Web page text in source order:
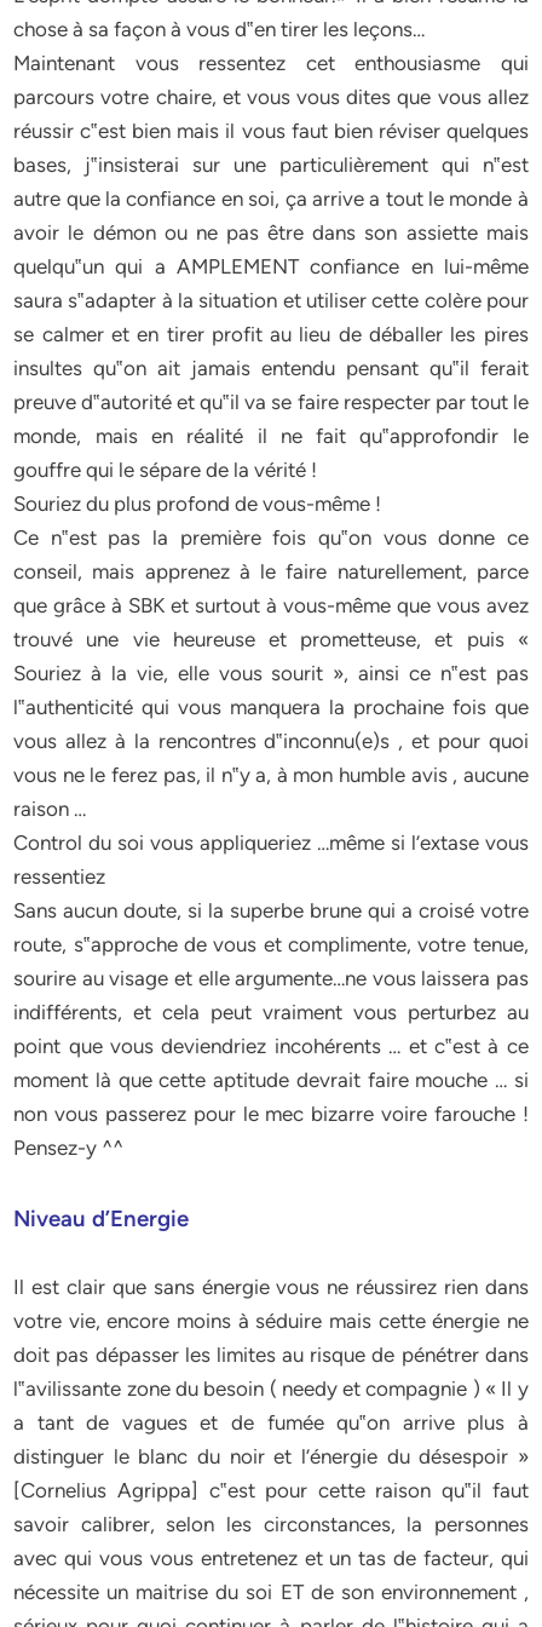
chose à sa façon à vous d‟en tirer les leçons…
Maintenant vous ressentez cet enthousiasme qui
parcours votre chaire, et vous vous dites que vous allez
réussir c‟est bien mais il vous faut bien réviser quelques
bases, j‟insisterai sur une particulièrement qui n‟est
autre que la confiance en soi, ça arrive a tout le monde à
avoir le démon ou ne pas être dans son assiette mais
quelqu‟un qui a AMPLEMENT confiance en lui-même
saura s‟adapter à la situation et utiliser cette colère pour
se calmer et en tirer profit au lieu de déballer les pires
insultes qu‟on ait jamais entendu pensant qu‟il ferait
preuve d‟autorité et qu‟il va se faire respecter par tout le
monde, mais en réalité il ne fait qu‟approfondir le
gouffre qui le sépare de la vérité !
Souriez du plus profond de vous-même !
Ce n‟est pas la première fois qu‟on vous donne ce
conseil, mais apprenez à le faire naturellement, parce
que grâce à SBK et surtout à vous-même que vous avez
trouvé une vie heureuse et prometteuse, et puis «
Souriez à la vie, elle vous sourit », ainsi ce n‟est pas
l‟authenticité qui vous manquera la prochaine fois que
vous allez à la rencontres d‟inconnu(e)s , et pour quoi
vous ne le ferez pas, il n‟y a, à mon humble avis , aucune
raison …
Control du soi vous appliqueriez …même si l’extase vous
ressentiez
Sans aucun doute, si la superbe brune qui a croisé votre
route, s‟approche de vous et complimente, votre tenue,
sourire au visage et elle argumente…ne vous laissera pas
indifférents, et cela peut vraiment vous perturbez au
point que vous deviendriez incohérents … et c‟est à ce
moment là que cette aptitude devrait faire mouche … si
non vous passerez pour le mec bizarre voire farouche !
Pensez-y ^^
Niveau d’Energie
Il est clair que sans énergie vous ne réussirez rien dans
votre vie, encore moins à séduire mais cette énergie ne
doit pas dépasser les limites au risque de pénétrer dans
l‟avilissante zone du besoin ( needy et compagnie ) « Il y
a tant de vagues et de fumée qu‟on arrive plus à
distinguer le blanc du noir et l’énergie du désespoir »
[Cornelius Agrippa] c‟est pour cette raison qu‟il faut
savoir calibrer, selon les circonstances, la personnes
avec qui vous vous entretenez et un tas de facteur, qui
nécessite un maitrise du soi ET de son environnement ,